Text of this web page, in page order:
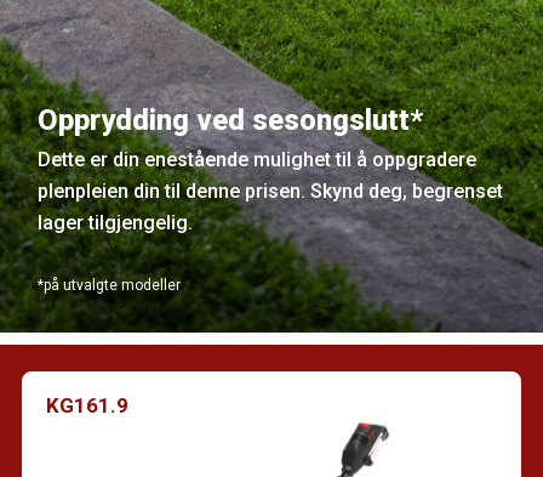
Opprydding ved sesongslutt*
Dette er din enestående mulighet til å oppgradere
plenpleien din til denne prisen. Skynd deg, begrenset
lager tilgjengelig.
*på utvalgte modeller
KG161.9